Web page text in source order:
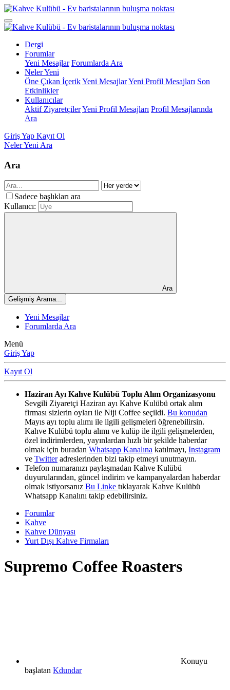
Dergi
Forumlar
Yeni Mesajlar Forumlarda Ara
Neler Yeni
Öne Çıkan İçerikYeni MesajlarYeni Profil Mesajları Son
Etkinlikler
Kullanıcılar
Aktif ZiyaretçilerYeni Profil Mesajları Profil Mesajlarında
Ara
Giriş Yap Kayıt Ol
Neler Yeni Ara
Ara
Sadece başlıkları ara
Kullanıcı:
Ara
Gelişmiş Arama...
Yeni Mesajlar
Forumlarda Ara
Menü
Giriş Yap
Kayıt Ol
Haziran Ayı Kahve Kulübü Toplu Alım Organizasyonu
Sevgili Ziyaretçi Haziran ayı Kahve Kulübü ortak alım
firması sizlerin oyları ile Niji Coffee seçildi. Bu konudan
Mayıs ayı toplu alımı ile ilgili gelişmeleri öğrenebilirsin.
Kahve Kulübü toplu alımı ve kulüp ile ilgili gelişmelerden,
özel indirimlerden, yayınlardan hızlı bir şekilde haberdar
olmak için buradan Whatsapp Kanalına katılmayı, Instagram
ve Twitteradreslerinden bizi takip etmeyi unutmayın.
Telefon numaranızı paylaşmadan Kahve Kulübü
duyurularından, güncel indirim ve kampanyalardan haberdar
olmak istiyorsanız Bu Linke tıklayarak Kahve Kulübü
Whatsapp Kanalını takip edebilirsiniz.
Forumlar
Kahve
Kahve Dünyası
Yurt Dışı Kahve Firmaları
Supremo Coffee Roasters
Konuyu
başlatan Kdundar